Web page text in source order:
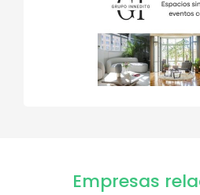
Empresas